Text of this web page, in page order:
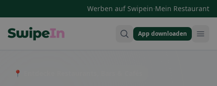
Werben auf Swipein·Mein Restaurant
App downloaden
📍 Entdecke Restaurants, Bars & Cafés